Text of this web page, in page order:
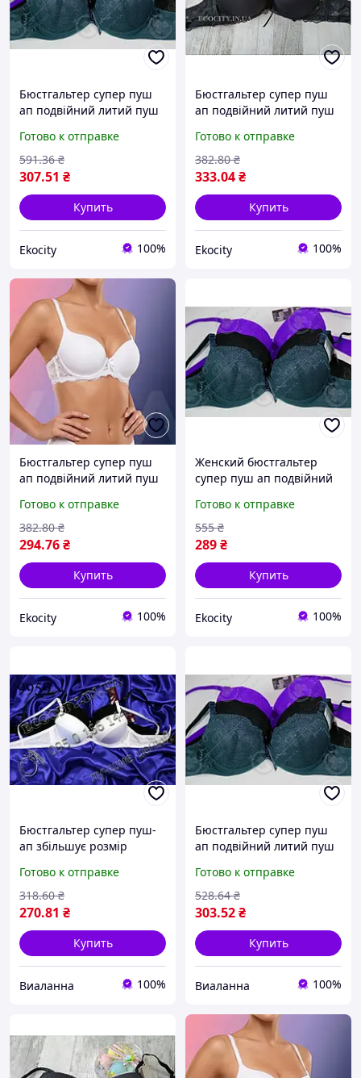
Бюстгальтер супер пуш
ап подвійний литий пуш
половиною розмір
Biweier морська хвиля
(909)
Готово к отправке
307.51 ₴
591.36 ₴
Купить
Ekocity 100%
Бюстгальтер супер пуш
ап подвійний литий пуш
чорний(1586Ч)
Готово к отправке
333.04₴
382.80 ₴
Купить
Ekocity 100%
Бюстгальтер супер пуш
ап подвійний литий пуш
білий (1586Б)
Готово к отправке
294.76₴
382.80 ₴
Купить
Ekocity 100%
Женский бюстгальтер
супер пуш ап подвійний
один з половиною розмір
Biweier морська хвиля
(909)
Готово к отправке
289₴
555 ₴
Купить
Ekocity 100%
Бюстгальтер супер пуш-
ап збільшує розмір
Основа: А неповна В Nice
Fans білий (9959)
Готово к отправке
270.81 ₴
318.60 ₴
Купить
Виаланна 100%
Бюстгальтер супер пуш
ап подвійний литий пуш
половиною розмір
Biweier морська хвиля
(909)
Готово к отправке
303.52₴
528.64 ₴
Купить
Виаланна 100%